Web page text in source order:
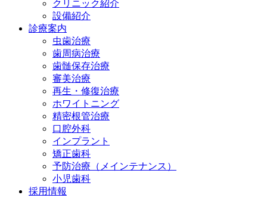
クリニック紹介
設備紹介
診療案内
虫歯治療
歯周病治療
歯髄保存治療
審美治療
再生・修復治療
ホワイトニング
精密根管治療
口腔外科
インプラント
矯正歯科
予防治療（メインテナンス）
小児歯科
採用情報